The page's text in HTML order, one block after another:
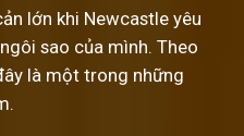
lớn khi Newcastle yêu
sao của mình. Theo
là một trong những